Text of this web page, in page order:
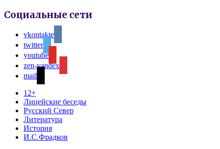
Социальные сети
vkontakte
twitter
youtube
zen-yandex
mail
12+
Лицейские беседы
Русский Север
Литература
История
И.С.Фрадков